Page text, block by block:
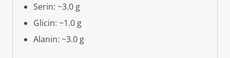
Serin: ~3.0 g
Glicin: ~1.0 g
Alanin: ~3.0 g